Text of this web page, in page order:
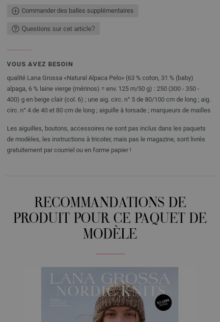
Commander des balles supplémentaires
Questions sur cet article?
VOUS AVEZ BESOIN
qualité Lana Grossa «Natural Alpaca Pelo» (63 % coton, 31 % (baby)
alpaga, 6 % laine vierge (mérinos) = env. 125 m/50 g) : 250 (300 - 350 -
400) g en beige clair (col. 6) ; une aig. circ. n° 5 de 80/100 cm de long ; aig.
circ. n° 4 de 40 et 80 cm de long ; aiguille à torsade ; marqueurs de mailles
Les aiguilles, boutons, accessoires ne sont pas inclus dans les paquets
de modèles, les instructions à tricoter, mais pas le magazine, sont livrés
gratuitement par courriel ou en forme papier !
RECOMMANDATIONS DE
PRODUIT POUR CE PAQUET DE
MODÈLE